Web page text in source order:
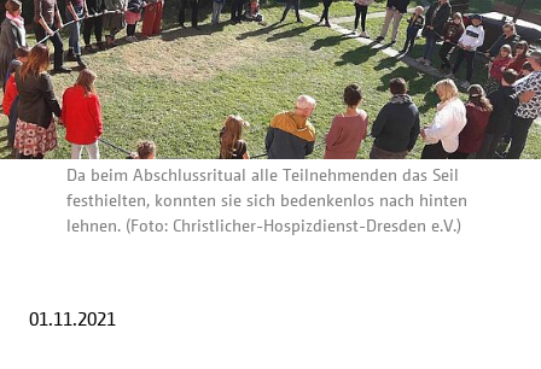
Da beim Abschlussritual alle Teilnehmenden das Seil
festhielten, konnten sie sich bedenkenlos nach hinten
lehnen. (Foto: Christlicher-Hospizdienst-Dresden e.V.)
01.11.2021